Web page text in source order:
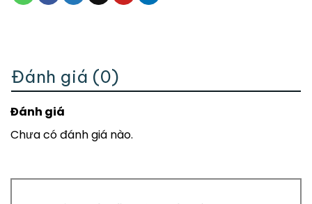
Đánh giá (0)
Đánh giá
Chưa có đánh giá nào.